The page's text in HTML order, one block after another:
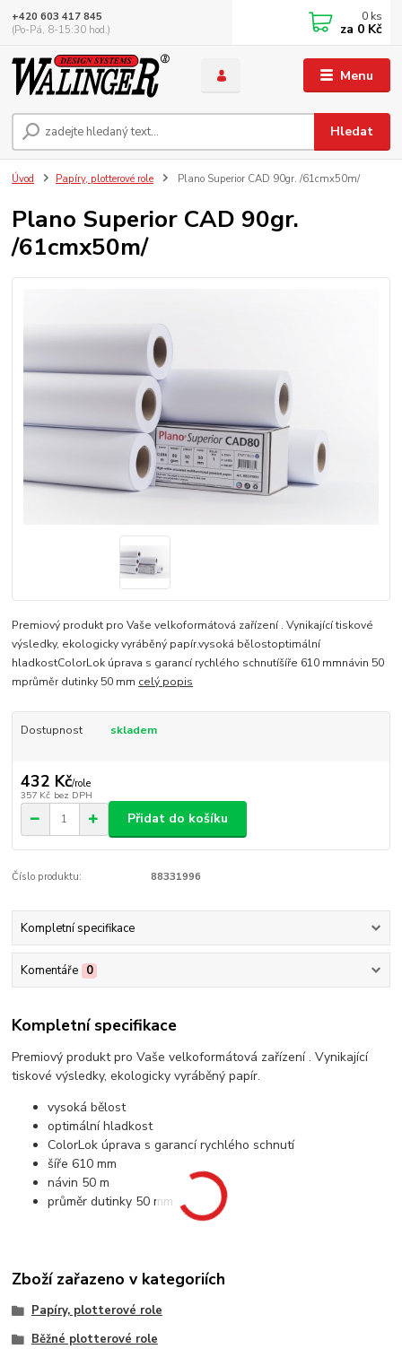
Menu
Hledat
+420 603 417 845
(Po-Pá, 8-15:30 hod.)
0 ks
za 0 Kč
Úvod Papíry, plotterové role Plano Superior CAD 90gr. /61cmx50m/
Plano Superior CAD 90gr.
/61cmx50m/
Premiový produkt pro Vaše velkoformátová zařízení . Vynikající tiskové
výsledky, ekologicky vyráběný papír.vysoká bělostoptimální
hladkostColorLok úprava s garancí rychlého schnutíšíře 610 mmnávin 50
mprůměr dutinky 50 mm celý popis
Dostupnost skladem
432 Kč/role
357 Kč bez DPH
Přidat do košíku
Číslo produktu: 88331996
Kompletní specifikace
Komentáře 0
Kompletní specifikace
Premiový produkt pro Vaše velkoformátová zařízení . Vynikající
tiskové výsledky, ekologicky vyráběný papír.
vysoká bělost
optimální hladkost
ColorLok úprava s garancí rychlého schnutí
šíře 610 mm
návin 50 m
průměr dutinky 50 mm
Zboží zařazeno v kategoriích
Papíry, plotterové role
Běžné plotterové role